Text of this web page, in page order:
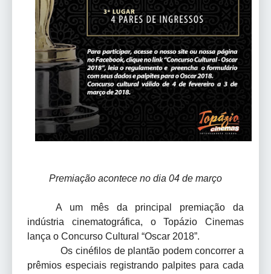
Premiação acontece no dia 04 de março
A um mês da principal premiação da
indústria cinematográfica, o Topázio Cinemas
lança o Concurso Cultural “Oscar 2018”.
Os cinéfilos de plantão podem concorrer a
prêmios especiais registrando palpites para cada